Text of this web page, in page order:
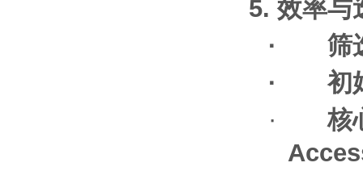
5. 效率与
·
筛
·
初
·
核